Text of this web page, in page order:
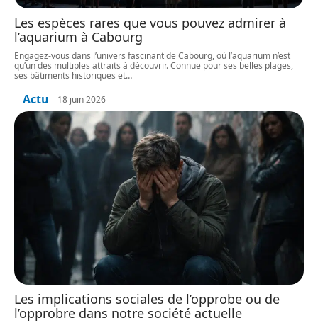
Les espèces rares que vous pouvez admirer à
l’aquarium à Cabourg
Engagez-vous dans l’univers fascinant de Cabourg, où l’aquarium n’est
qu’un des multiples attraits à découvrir. Connue pour ses belles plages,
ses bâtiments historiques et…
Actu 18 juin 2026
Les implications sociales de l’opprobe ou de
l’opprobre dans notre société actuelle